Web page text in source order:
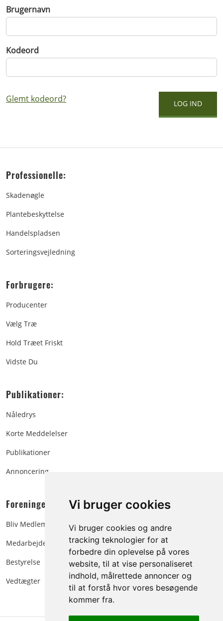
Vi bruger cookies
Vi bruger cookies og andre
tracking teknologier for at
forbedre din oplevelse på vores
website, til at vise personaliseret
indhold, målrettede annoncer og
til at forstå hvor vores besøgende
kommer fra.
Brugernavn
Kodeord
Glemt kodeord?
Professionelle:
Skadenøgle
Plantebeskyttelse
Handelspladsen
Sorteringsvejledning
Forbrugere:
Producenter
Vælg Træ
Hold Træet Friskt
Vidste Du
Publikationer:
Nåledrys
Korte Meddelelser
Publikationer
Annoncering
Foreningen:
Bliv Medlem
Medarbejdere
Bestyrelse
Vedtægter